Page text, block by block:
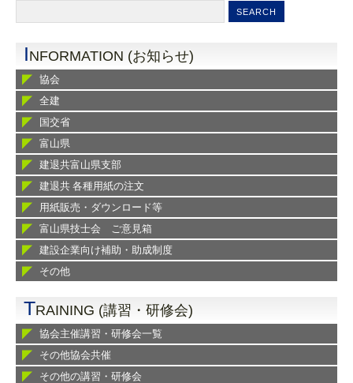
INFORMATION (お知らせ)
協会
全建
国交省
富山県
建退共富山県支部
建退共 各種用紙の注文
用紙販売・ダウンロード等
富山県技士会 ご意見箱
建設企業向け補助・助成制度
その他
TRAINING (講習・研修会)
協会主催講習・研修会一覧
その他協会共催
その他の講習・研修会